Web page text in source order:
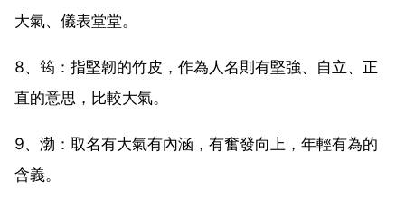
大氣、儀表堂堂。
8、筠：指堅韌的竹皮，作為人名則有堅強、自立、正
直的意思，比較大氣。
9、渤：取名有大氣有內涵，有奮發向上，年輕有為的
含義。